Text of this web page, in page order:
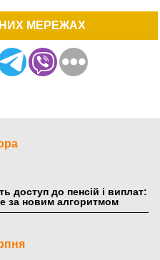
МЕРЕЖАХ
доступ до пенсій і виплат:
за новим алгоритмом